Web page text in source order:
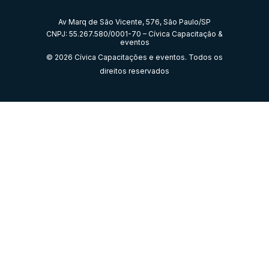
Av Marq de São Vicente, 576, São Paulo/SP
CNPJ: 55.267.580/0001-70 – Cívica Capacitação &
eventos
© 2026 Cívica Capacitações e eventos. Todos os
direitos reservados